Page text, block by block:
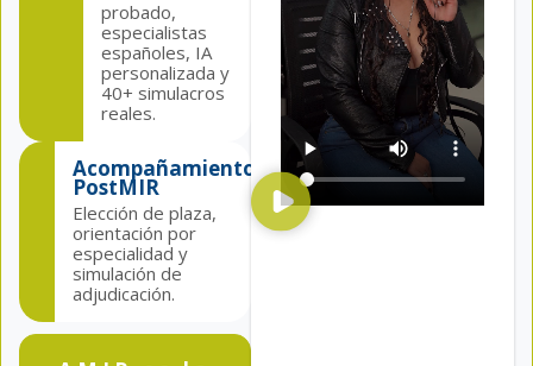
probado,
especialistas
españoles, IA
personalizada y
40+ simulacros
reales.
Acompañamiento
PostMIR
Elección de plaza,
orientación por
especialidad y
simulación de
adjudicación.